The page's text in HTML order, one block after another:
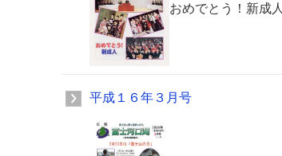
おめでとう！新成人
平成１６年３月号